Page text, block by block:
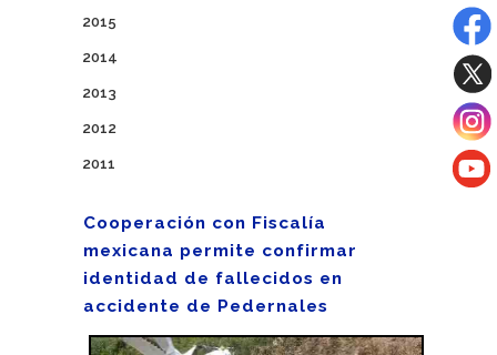
2015
2014
2013
2012
2011
Cooperación con Fiscalía
mexicana permite confirmar
identidad de fallecidos en
accidente de Pedernales